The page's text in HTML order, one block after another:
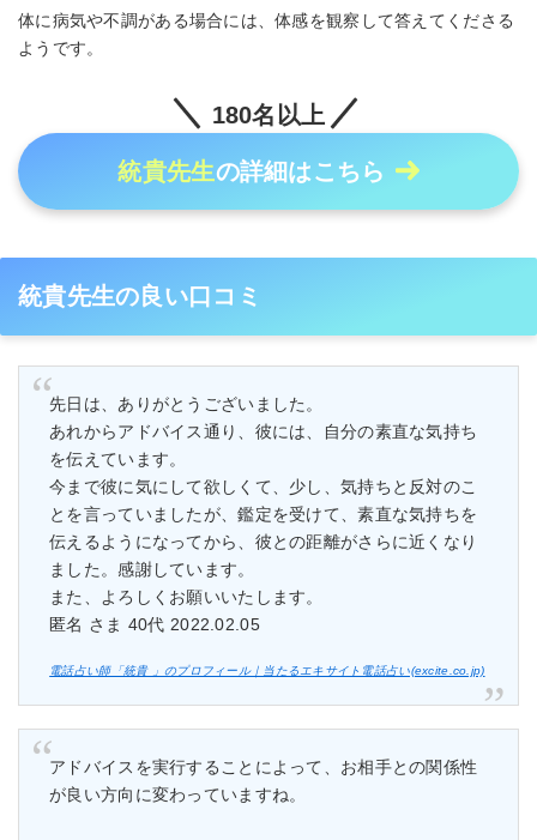
体に病気や不調がある場合には、体感を観察して答えてくださる
ようです。
180名以上
統貴先生の詳細はこちら
統貴先生の良い口コミ
先日は、ありがとうございました。
あれからアドバイス通り、彼には、自分の素直な気持ち
を伝えています。
今まで彼に気にして欲しくて、少し、気持ちと反対のこ
とを言っていましたが、鑑定を受けて、素直な気持ちを
伝えるようになってから、彼との距離がさらに近くなり
ました。感謝しています。
また、よろしくお願いいたします。
匿名 さま 40代 2022.02.05
電話占い師「統貴 」のプロフィール｜当たるエキサイト電話占い(excite.co.jp)
アドバイスを実行することによって、お相手との関係性
が良い方向に変わっていますね。